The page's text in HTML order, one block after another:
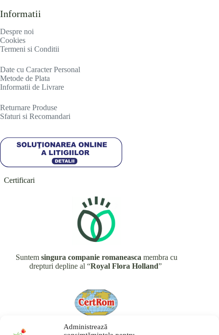
Informatii
Despre noi
Cookies
Termeni si Conditii
Date cu Caracter Personal
Metode de Plata
Informatii de Livrare
Returnare Produse
Sfaturi si Recomandari
Certificari
Suntem singura companie romaneasca membra cu
drepturi depline al “Royal Flora Holland”
Administrează